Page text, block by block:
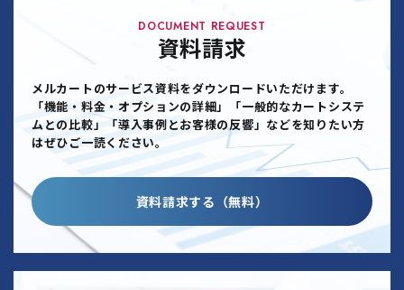
DOCUMENT REQUEST
資料請求
メルカートのサービス資料をダウンロードいただけます。
「機能・料金・オプションの詳細」「一般的なカートシステ
ムとの比較」「導入事例とお客様の反響」などを知りたい方
はぜひご一読ください。
資料請求する（無料）